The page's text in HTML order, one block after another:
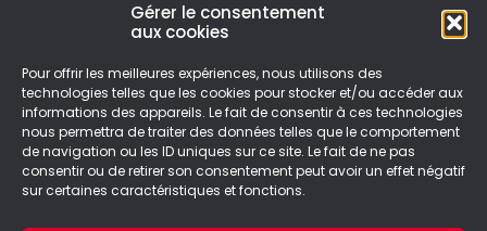
Gérer le consentement
aux cookies
Pour offrir les meilleures expériences, nous utilisons des
technologies telles que les cookies pour stocker et/ou accéder aux
informations des appareils. Le fait de consentir à ces technologies
nous permettra de traiter des données telles que le comportement
de navigation ou les ID uniques sur ce site. Le fait de ne pas
consentir ou de retirer son consentement peut avoir un effet négatif
sur certaines caractéristiques et fonctions.
The Bench est un jeu d’aventure à énigmes
par Voxel
LIRE LA SUITE
25/10/2025